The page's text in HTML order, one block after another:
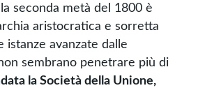
seconda metà del 1800 è
aristocratica e sorretta
istanze avanzate dalle
sembrano penetrare più di
la Società della Unione,